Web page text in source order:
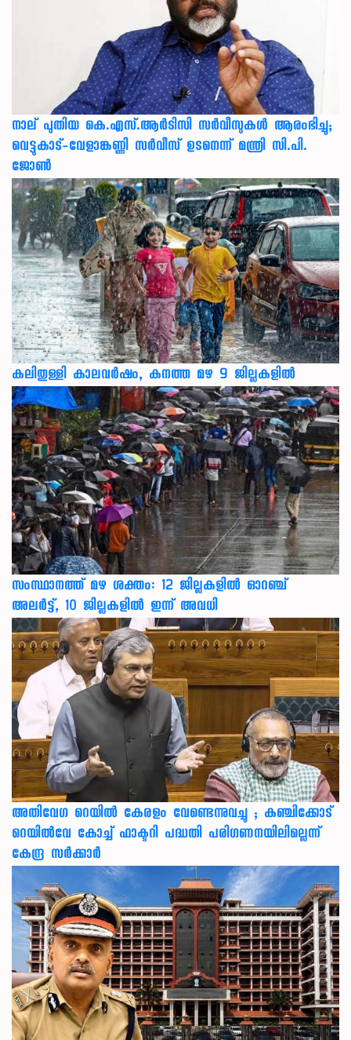
നാല് പുതിയ കെ.എസ്.ആർടിസി സർവീസുകൾ ആരംഭിച്ചു;
വെട്ടുകാട്-വേളാങ്കണ്ണി സർവീസ് ഉടനെന്ന് മന്ത്രി സി.പി.
ജോൺ
കലിതുള്ളി കാലവർഷം, കനത്ത മഴ 9 ജില്ലകളിൽ
സംസ്ഥാനത്ത് മഴ ശക്തം: 12 ജില്ലകളിൽ ഓറഞ്ച്
അലർട്ട്, 10 ജില്ലകളിൽ ഇന്ന് അവധി
അതിവേഗ റെയിൽ കേരളം വേണ്ടെന്നുവച്ചു ; കഞ്ചിക്കോട്
റെയിൽവേ കോച്ച് ഫാക്ടറി പദ്ധതി പരിഗണനയിലില്ലെന്ന്
കേന്ദ്ര സർക്കാർ